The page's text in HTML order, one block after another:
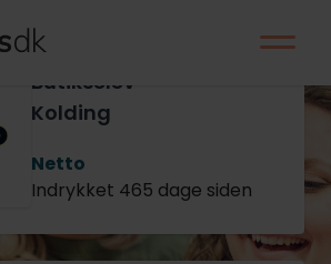
Butikselev -
Kolding
Netto
Indrykket 465 dage siden